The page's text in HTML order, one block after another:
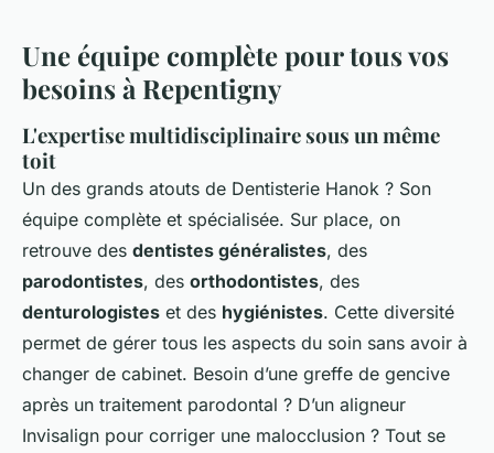
Une équipe complète pour tous vos
besoins à Repentigny
L'expertise multidisciplinaire sous un même
toit
Un des grands atouts de Dentisterie Hanok ? Son
équipe complète et spécialisée. Sur place, on
retrouve des dentistes généralistes, des
parodontistes, des orthodontistes, des
denturologistes et des hygiénistes. Cette diversité
permet de gérer tous les aspects du soin sans avoir à
changer de cabinet. Besoin d’une greffe de gencive
après un traitement parodontal ? D’un aligneur
Invisalign pour corriger une malocclusion ? Tout se